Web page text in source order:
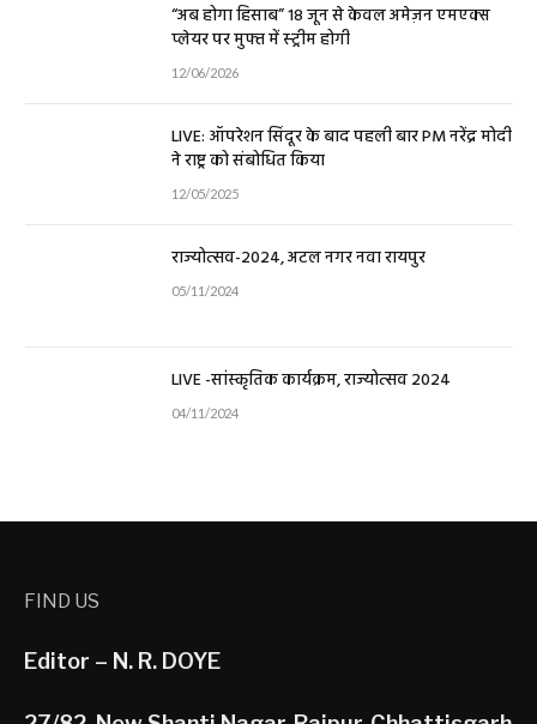
“अब होगा हिसाब” 18 जून से केवल अमेज़न एमएक्स
प्लेयर पर मुफ्त में स्ट्रीम होगी
12/06/2026
LIVE: ऑपरेशन सिंदूर के बाद पहली बार PM नरेंद्र मोदी
ने राष्ट्र को संबोधित किया
12/05/2025
राज्योत्सव-2024, अटल नगर नवा रायपुर
05/11/2024
LIVE -सांस्कृतिक कार्यक्रम, राज्योत्सव 2024
04/11/2024
FIND US
Editor – N. R. DOYE